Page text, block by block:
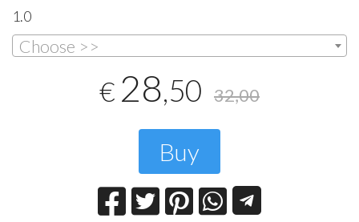
1.0
Choose >>
€ 28,50 32,00
Buy